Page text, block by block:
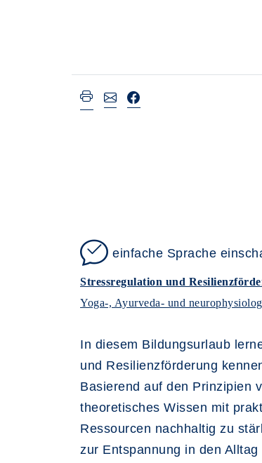
einfache Sprache
Stressregulation und
Yoga-, Ayurveda- und
In diesem Bildungsurlaub
und Resilienzförderung
Basierend auf den Prinzipien
theoretisches Wissen mit
Ressourcen nachhaltig zu
zur Entspannung in den